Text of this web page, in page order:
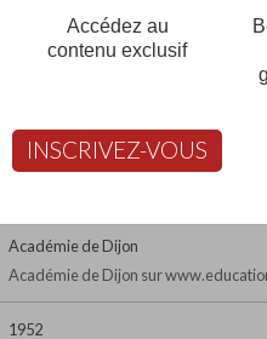
03 80 46 35 49
http://mfr.quetigny.free.fr/
Académie de Dijon
Académie de Dijon sur
1952
Accédez au
contenu exclusif
INSCRIVEZ-VOUS